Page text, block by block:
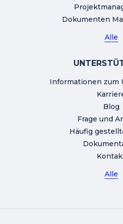
Dokumenten
Alle
Informationen zum
Blog
Frage und
Häufig
Alle